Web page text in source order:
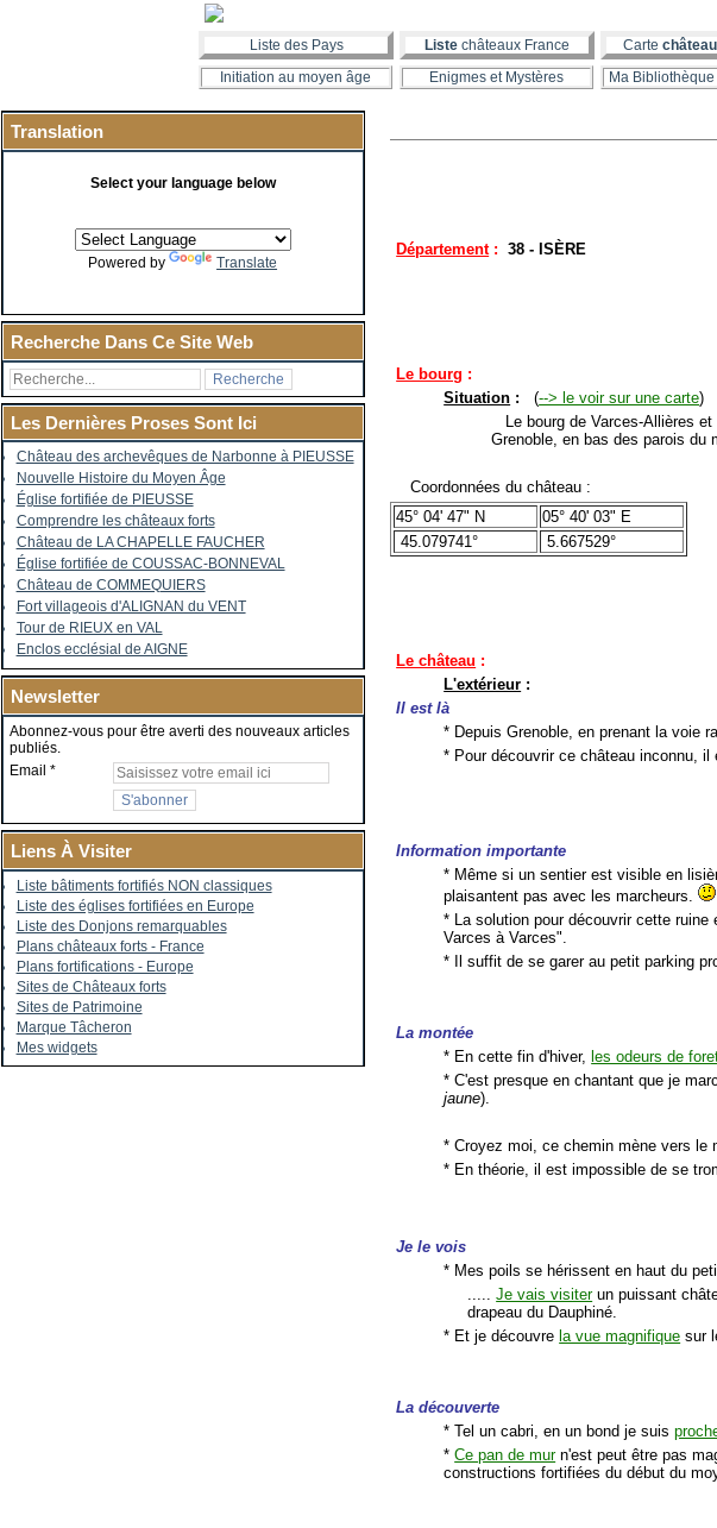
Liste des Pays Liste châteaux France Carte
Initiation au moyen âge
Enigmes et Mystères Ma
Translation
Select your language below
Powered by Translate
Recherche Dans Ce Site Web
Les Dernières Proses Sont Ici
Château des archevêques de Narbonne à PIEUSSE
Nouvelle Histoire du Moyen Âge
Église fortifiée de PIEUSSE
Comprendre les châteaux forts
Château de LA CHAPELLE FAUCHER
Église fortifiée de COUSSAC-BONNEVAL
Château de COMMEQUIERS
Fort villageois d'ALIGNAN du VENT
Tour de RIEUX en VAL
Enclos ecclésial de AIGNE
Newsletter
Abonnez-vous pour être averti des nouveaux articles
publiés.
Email
Liens À Visiter
Liste bâtiments fortifiés NON classiques
Liste des églises fortifiées en Europe
Liste des Donjons remarquables
Plans châteaux forts - France
Plans fortifications - Europe
Sites de Châteaux forts
Sites de Patrimoine
Marque Tâcheron
Mes widgets
Département: 38 - ISÈRE
Le bourg :
Situation : (--> le voir sur une carte)
Le bourg de Varces-Allières
Grenoble, en bas des parois du
Coordonnées du château :
45° 04' 47" N
05° 40' 03" E
45.079741°
5.667529°
Le château :
L'extérieur :
Il est là
* Depuis Grenoble, en prenant la voie
* Pour découvrir ce château inconnu,
Information importante
* Même si un sentier est visible en
plaisantent pas avec les marcheurs.
* La solution pour découvrir cette ruine
Varces à Varces".
* Il suffit de se garer au petit parking
La montée
* En cette fin d'hiver, les odeurs de
* C'est presque en chantant que je
jaune).
* Croyez moi, ce chemin mène vers le
* En théorie, il est impossible de se
Je le vois
* Mes poils se hérissent en haut du
.....Je vais visiterun puissant
drapeau du Dauphiné.
* Et je découvre la vue magnifique sur
La découverte
* Tel un cabri, en un bond je suis
*Ce pan de murn'est peut être pas
constructions fortifiées du début du